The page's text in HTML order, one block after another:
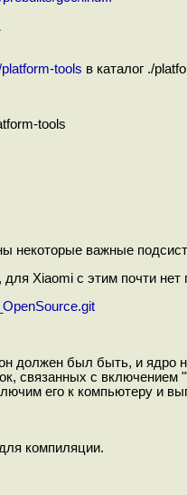
tools в каталог ./
tools
некоторые важные
Xiaomi с этим почти нет
должен был быть, и
связанных с
его к компьютеру и
компиляции.